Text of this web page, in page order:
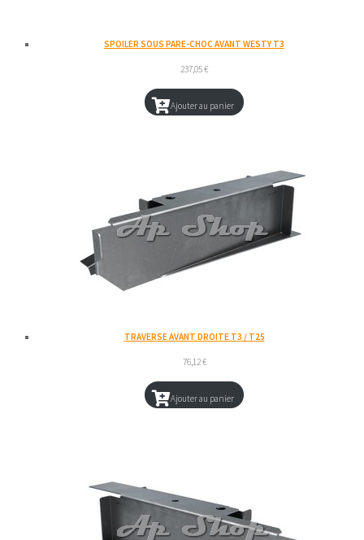
SPOILER SOUS PARE-CHOC AVANT WESTY T3
237,05€
Ajouter au panier
TRAVERSE AVANT DROITE T3 / T25
76,12€
Ajouter au panier